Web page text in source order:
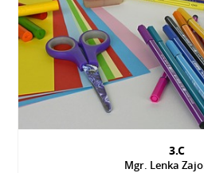
3.C
Mgr. Lenka